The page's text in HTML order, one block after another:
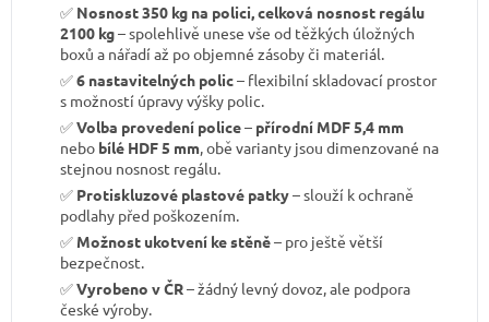
✅ Nosnost 350 kg na polici, celková nosnost regálu
2100 kg– spolehlivě unese vše od těžkých úložných
boxů a nářadí až po objemné zásoby či materiál.
✅6 nastavitelných polic– flexibilní skladovací prostor
s možností úpravy výšky polic.
✅Volba provedení police– přírodní MDF 5,4 mm
nebo bílé HDF 5 mm, obě varianty jsou dimenzované na
stejnou nosnost regálu.
✅ Protiskluzové plastové patky– slouží k ochraně
podlahy před poškozením.
✅ Možnost ukotvení ke stěně– pro ještě větší
bezpečnost.
✅Vyrobeno v ČR– žádný levný dovoz, ale podpora
české výroby.